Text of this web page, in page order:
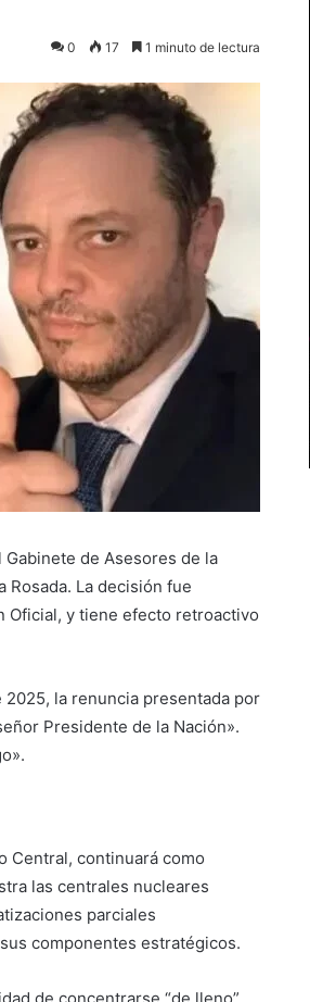
0 17 1 minuto de lectura
de Asesores de la
La decisión fue
Oficial, y tiene efecto retroactivo
la renuncia presentada por
Presidente de la Nación».
Central, continuará como
las centrales nucleares
parciales
componentes estratégicos.
de concentrarse “de lleno”